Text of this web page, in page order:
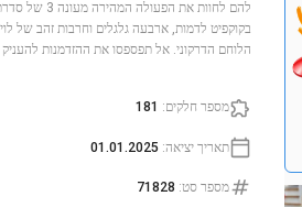
בקוקפיט לדמות, ארבעה גלגלים וחרבות זהב של
הלוחם הדרקוני. אל תפספסו את ההזדמנות
מספר חלקים:
181
תאריך יציאה:
01.01.2025
מספר סט:
71828